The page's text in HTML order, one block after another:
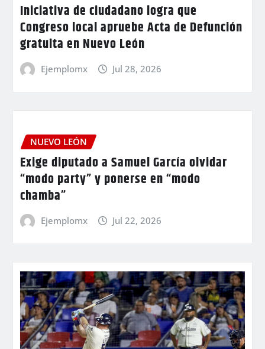
Iniciativa de ciudadano logra que
Congreso local apruebe Acta de Defunción
gratuita en Nuevo León
Ejemplomx Jul 28, 2026
NUEVO LEÓN
Exige diputado a Samuel García olvidar
“modo party” y ponerse en “modo
chamba”
Ejemplomx Jul 22, 2026